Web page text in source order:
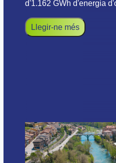
d'1.162 GWh d'energia
Llegir-ne més